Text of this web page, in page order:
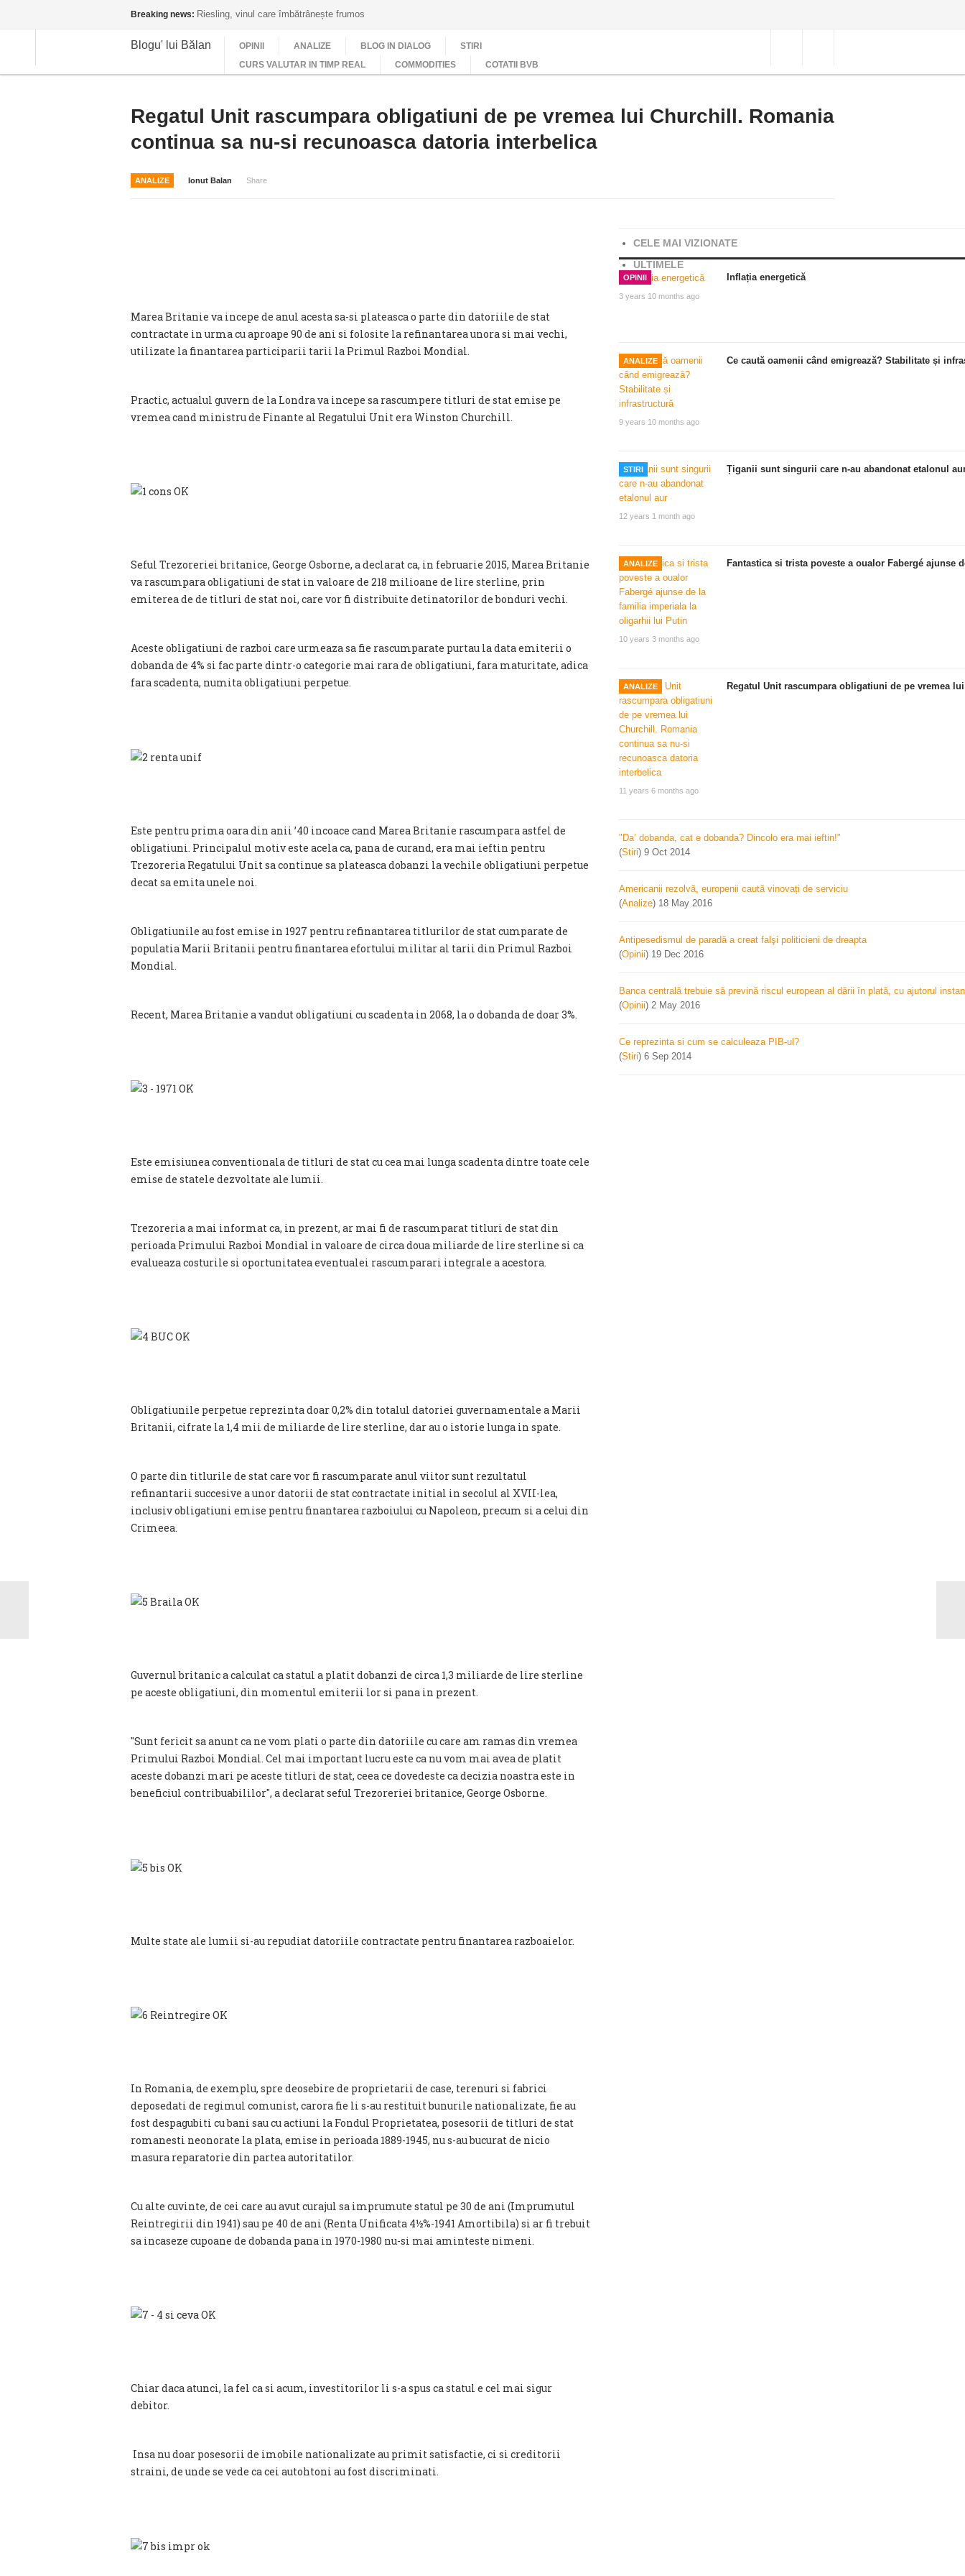
Breaking news: Riesling, vinul care îmbătrânește frumos
Blogu' lui Bălan OPINII ANALIZE BLOG IN DIALOG
STIRI
CURS VALUTAR IN TIMP REAL
COMMODITIES COTATII BVB
Regatul Unit rascumpara obligatiuni de pe vremea lui Churchill. Romania
continua sa nu-si recunoasca datoria interbelica
ANALIZE Ionut Balan Share
Marea Britanie va incepe de anul acesta sa-si plateasca o parte din datoriile de stat
contractate in urma cu aproape 90 de ani si folosite la refinantarea unora si mai vechi,
utilizate la finantarea participarii tarii la Primul Razboi Mondial.
Practic, actualul guvern de la Londra va incepe sa rascumpere titluri de stat emise pe
vremea cand ministru de Finante al Regatului Unit era Winston Churchill.
Seful Trezoreriei britanice, George Osborne, a declarat ca, in februarie 2015, Marea Britanie
va rascumpara obligatiuni de stat in valoare de 218 milioane de lire sterline, prin
emiterea de de titluri de stat noi, care vor fi distribuite detinatorilor de bonduri vechi.
Aceste obligatiuni de razboi care urmeaza sa fie rascumparate purtau la data emiterii o
dobanda de 4% si fac parte dintr-o categorie mai rara de obligatiuni, fara maturitate, adica
fara scadenta, numita obligatiuni perpetue.
Este pentru prima oara din anii ’40 incoace cand Marea Britanie rascumpara astfel de
obligatiuni. Principalul motiv este acela ca, pana de curand, era mai ieftin pentru
Trezoreria Regatului Unit sa continue sa plateasca dobanzi la vechile obligatiuni perpetue
decat sa emita unele noi.
Obligatiunile au fost emise in 1927 pentru refinantarea titlurilor de stat cumparate de
populatia Marii Britanii pentru finantarea efortului militar al tarii din Primul Razboi
Mondial.
Recent, Marea Britanie a vandut obligatiuni cu scadenta in 2068, la o dobanda de doar 3%.
Este emisiunea conventionala de titluri de stat cu cea mai lunga scadenta dintre toate cele
emise de statele dezvoltate ale lumii.
Trezoreria a mai informat ca, in prezent, ar mai fi de rascumparat titluri de stat din
perioada Primului Razboi Mondial in valoare de circa doua miliarde de lire sterline si ca
evalueaza costurile si oportunitatea eventualei rascumparari integrale a acestora.
Obligatiunile perpetue reprezinta doar 0,2% din totalul datoriei guvernamentale a Marii
Britanii, cifrate la 1,4 mii de miliarde de lire sterline, dar au o istorie lunga in spate.
O parte din titlurile de stat care vor fi rascumparate anul viitor sunt rezultatul
refinantarii succesive a unor datorii de stat contractate initial in secolul al XVII-lea,
inclusiv obligatiuni emise pentru finantarea razboiului cu Napoleon, precum si a celui din
Crimeea.
Guvernul britanic a calculat ca statul a platit dobanzi de circa 1,3 miliarde de lire sterline
pe aceste obligatiuni, din momentul emiterii lor si pana in prezent.
"Sunt fericit sa anunt ca ne vom plati o parte din datoriile cu care am ramas din vremea
Primului Razboi Mondial. Cel mai important lucru este ca nu vom mai avea de platit
aceste dobanzi mari pe aceste titluri de stat, ceea ce dovedeste ca decizia noastra este in
beneficiul contribuabililor", a declarat seful Trezoreriei britanice, George Osborne.
Multe state ale lumii si-au repudiat datoriile contractate pentru finantarea razboaielor.
In Romania, de exemplu, spre deosebire de proprietarii de case, terenuri si fabrici
deposedati de regimul comunist, carora fie li s-au restituit bunurile nationalizate, fie au
fost despagubiti cu bani sau cu actiuni la Fondul Proprietatea, posesorii de titluri de stat
romanesti neonorate la plata, emise in perioada 1889-1945, nu s-au bucurat de nicio
masura reparatorie din partea autoritatilor.
Cu alte cuvinte, de cei care au avut curajul sa imprumute statul pe 30 de ani (Imprumutul
Reintregirii din 1941) sau pe 40 de ani (Renta Unificata 4½%-1941 Amortibila) si ar fi trebuit
sa incaseze cupoane de dobanda pana in 1970-1980 nu-si mai aminteste nimeni.
Chiar daca atunci, la fel ca si acum, investitorilor li s-a spus ca statul e cel mai sigur
debitor.
Insa nu doar posesorii de imobile nationalizate au primit satisfactie, ci si creditorii
straini, de unde se vede ca cei autohtoni au fost discriminati.
CELE MAI VIZIONATE
ULTIMELE
OPINII
3 years 10 months ago
Inflația energetică
ANALIZE
9 years 10 months ago
Ce caută oamenii când emigrează? Stabilitate și
STIRI
12 years 1 month ago
Țiganii sunt singurii care n-au abandonat etalonul
ANALIZE
10 years 3 months ago
Fantastica si trista poveste a oualor Fabergé
ANALIZE
11 years 6 months ago
Regatul Unit rascumpara obligatiuni de pe vremea
"Da’ dobanda, cat e dobanda? Dincolo era mai ieftin!"
(Stiri) 9 Oct 2014
Americanii rezolvă, europenii caută vinovați de serviciu
(Analize) 18 May 2016
Antipesedismul de paradă a creat falşi politicieni de dreapta
(Opinii) 19 Dec 2016
Banca centrală trebuie să prevină riscul european al dării în plată, cu ajutorul
(Opinii) 2 May 2016
Ce reprezinta si cum se calculeaza PIB-ul?
(Stiri) 6 Sep 2014